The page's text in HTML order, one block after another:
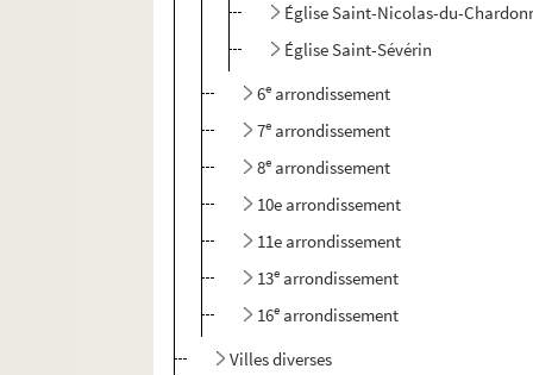
Église Saint-Nicolas-du-
Église Saint-Sévérin
6e arrondissement
7e arrondissement
8e arrondissement
10e arrondissement
11e arrondissement
13e arrondissement
16e arrondissement
Villes diverses